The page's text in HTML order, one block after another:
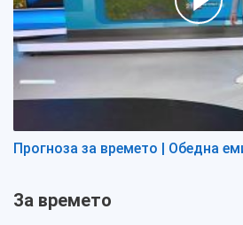
Прогноза за времето | Обедна
За времето